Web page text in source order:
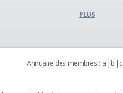
PLUS
Annuaire des membres : a b c